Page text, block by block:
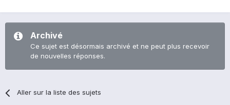
Archivé
Ce sujet est désormais archivé et ne peut plus recevoir
de nouvelles réponses.
Aller sur la liste des sujets